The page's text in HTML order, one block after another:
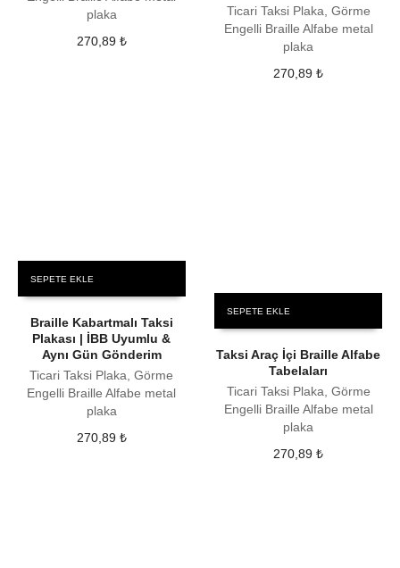
plaka
270,89 ₺
Ticari Taksi Plaka, Görme
Engelli Braille Alfabe metal
plaka
270,89₺
SEPETE EKLE
Braille Kabartmalı Taksi
Plakası | İBB Uyumlu &
Aynı Gün Gönderim
Ticari Taksi Plaka, Görme
Engelli Braille Alfabe metal
plaka
270,89 ₺
SEPETE EKLE
Taksi Araç İçi Braille Alfabe
Tabelaları
Ticari Taksi Plaka, Görme
Engelli Braille Alfabe metal
plaka
270,89₺